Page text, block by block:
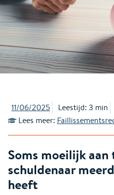
11/06/2025
Leestijd: 3 min
Lees meer:
Soms moeilijk
schuldenaar
heeft